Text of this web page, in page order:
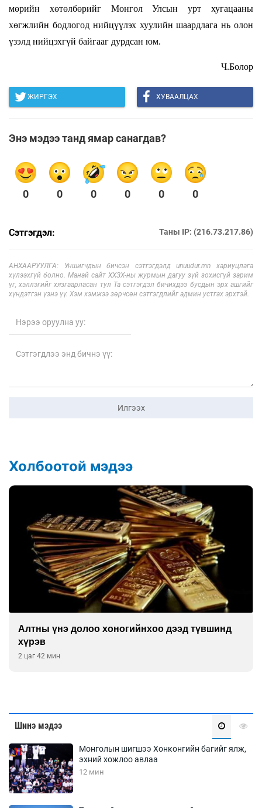
мөрийн хөтөлбөрийг Монгол Улсын урт хугацааны
хөгжлийн бодлогод нийцүүлэх хуулийн шаардлага нь олон
үзэлд нийцэхгүй байгааг дурдсан юм.
Ч.Болор
ЖИРГЭХ ХУВААЛЦАХ
Энэ мэдээ танд ямар санагдав?
0 0 0 0 0 0
Сэтгэгдэл: Таны IP: (216.73.217.86)
АНХААРУУЛГА: Уншигчдын бичсэн сэтгэгдэлд unuudur.mn хариуцлага
хүлээхгүй болно. Манай сайт ХХЗХ-ны журмын дагуу зүй зохисгүй зарим
үг, хэллэгийг хязгаарласан тул Та сэтгэгдэл бичихдээ бусдын эрх ашгийг
хүндэтгэн үзнэ үү. Хэм хэмжээ зөрчсөн сэтгэгдлийг админ устгах эрхтэй.
Илгээх
Холбоотой мэдээ
Алтны үнэ долоо хоногийнхоо дээд түвшинд
хүрэв
2 цаг 42 мин
Шинэ мэдээ
Монголын шигшээ Хонконгийн багийг ялж,
эхний хожлоо авлаа
12 мин